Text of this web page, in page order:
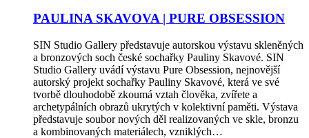
PAULINA SKAVOVA | PURE OBSESSION
SIN Studio Gallery představuje autorskou výstavu skleněných
a bronzových soch české sochařky Pauliny Skavové. SIN
Studio Gallery uvádí výstavu Pure Obsession, nejnovější
autorský projekt sochařky Pauliny Skavové, která ve své
tvorbě dlouhodobě zkoumá vztah člověka, zvířete a
archetypálních obrazů ukrytých v kolektivní paměti. Výstava
představuje soubor nových děl realizovaných ve skle, bronzu
a kombinovaných materiálech, vzniklých…